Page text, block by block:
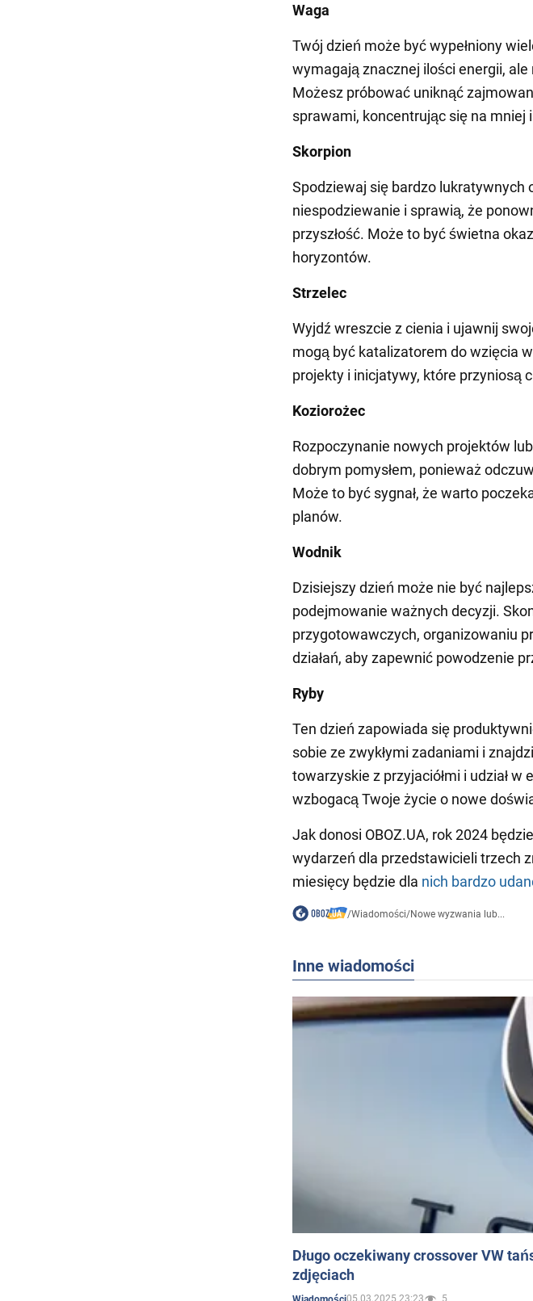
Waga
Twój dzień może być wypełniony
wymagają znacznej ilości energii,
Możesz próbować uniknąć
sprawami, koncentrując się na mniej
Skorpion
Spodziewaj się bardzo lukratywnych
niespodziewanie i sprawią, że
przyszłość. Może to być świetna
horyzontów.
Strzelec
Wyjdź wreszcie z cienia i ujawnij
mogą być katalizatorem do wzięcia
projekty i inicjatywy, które przyniosą
Koziorożec
Rozpoczynanie nowych projektów
dobrym pomysłem, ponieważ
Może to być sygnał, że warto
planów.
Wodnik
Dzisiejszy dzień może nie być
podejmowanie ważnych decyzji.
przygotowawczych, organizowaniu
działań, aby zapewnić powodzenie
Ryby
Ten dzień zapowiada się
sobie ze zwykłymi zadaniami i
towarzyskie z przyjaciółmi i udział
wzbogacą Twoje życie o nowe
Jak donosi OBOZ.UA, rok 2024
wydarzeń dla przedstawicieli trzech
miesięcy będzie dla nich bardzo
/Wiadomości/Nowe wyzwania lub...
Inne wiadomości
Długo oczekiwany crossover VW
zdjęciach